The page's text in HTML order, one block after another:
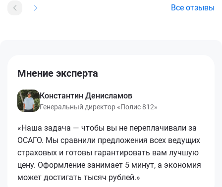
Все отзывы
Мнение эксперта
Константин Денисламов
Генеральный директор «Полис 812»
«Наша задача — чтобы вы не переплачивали за
ОСАГО. Мы сравнили предложения всех ведущих
страховых и готовы гарантировать вам лучшую
цену. Оформление занимает 5 минут, а экономия
может достигать тысяч рублей.»